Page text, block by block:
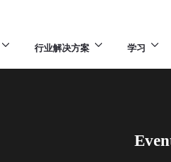
行业解决方案 学习